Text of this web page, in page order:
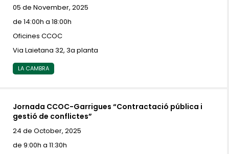
05 de November, 2025
de 14:00h a 18:00h
Oficines CCOC
Via Laietana 32, 3a planta
LA CAMBRA
Jornada CCOC-Garrigues “Contractació pública i
gestió de conflictes”
24 de October, 2025
de 9:00h a 11:30h